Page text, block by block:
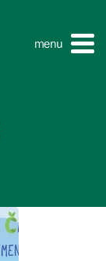
menu